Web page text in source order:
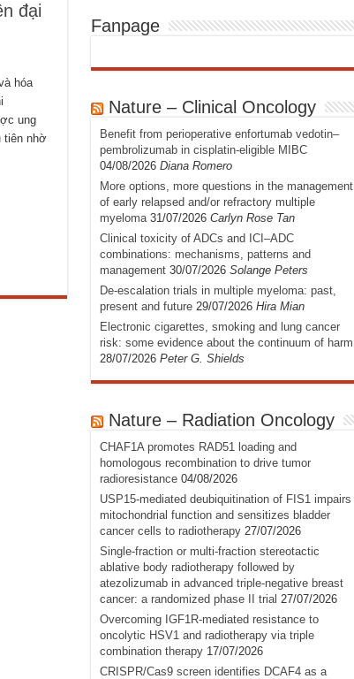
đại
hóa
ung
tiên nhờ
Fanpage
Nature – Clinical Oncology
Benefit from perioperative enfortumab vedotin–
pembrolizumab in cisplatin-eligible MIBC
04/08/2026 Diana Romero
More options, more questions in the management
of early relapsed and/or refractory multiple
myeloma 31/07/2026 Carlyn Rose Tan
Clinical toxicity of ADCs and ICI–ADC
combinations: mechanisms, patterns and
management 30/07/2026 Solange Peters
De-escalation trials in multiple myeloma: past,
present and future 29/07/2026 Hira Mian
Electronic cigarettes, smoking and lung cancer
risk: some evidence about the continuum of harm
28/07/2026 Peter G. Shields
Nature – Radiation Oncology
CHAF1A promotes RAD51 loading and
homologous recombination to drive tumor
radioresistance 04/08/2026
USP15-mediated deubiquitination of FIS1 impairs
mitochondrial function and sensitizes bladder
cancer cells to radiotherapy 27/07/2026
Single-fraction or multi-fraction stereotactic
ablative body radiotherapy followed by
atezolizumab in advanced triple-negative breast
cancer: a randomized phase II trial 27/07/2026
Overcoming IGF1R-mediated resistance to
oncolytic HSV1 and radiotherapy via triple
combination therapy 17/07/2026
CRISPR/Cas9 screen identifies DCAF4 as a